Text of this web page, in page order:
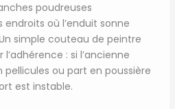
poudreuses
où l’enduit sonne
simple couteau de peintre
: si l’ancienne
ou part en poussière
est instable.